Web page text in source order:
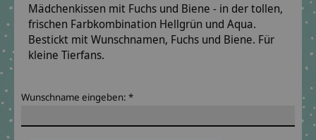
Mädchenkissen mit Fuchs und Biene - in der tollen,
frischen Farbkombination Hellgrün und Aqua.
Bestickt mit Wunschnamen, Fuchs und Biene. Für
kleine Tierfans.
Wunschname eingeben: *